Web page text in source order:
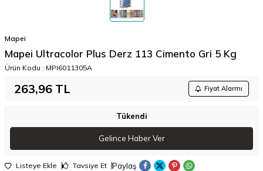
Mapei
Mapei Ultracolor Plus Derz 113 Cimento Gri 5 Kg
Ürün Kodu : MPI6011305A
263,96 TL Fiyat Alarmı
Tükendi
Gelince Haber Ver
Listeye Ekle Tavsiye Et Paylaş